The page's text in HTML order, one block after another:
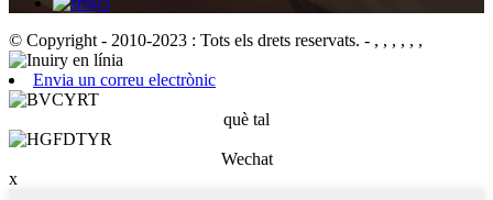
© Copyright - 2010-2023 : Tots els drets reservats. - , , , , , ,
Envia un correu electrònic
què tal
Wechat
x